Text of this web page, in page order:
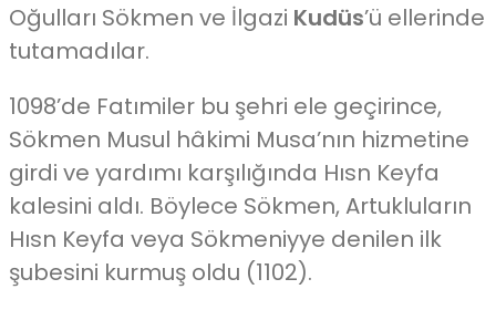
Oğulları Sökmen ve İlgazi Kudüs’ü ellerinde
tutamadılar.
1098’de Fatımiler bu şehri ele geçirince,
Sökmen Musul hâkimi Musa’nın hizmetine
girdi ve yardımı karşılığında Hısn Keyfa
kalesini aldı. Böylece Sökmen, Artukluların
Hısn Keyfa veya Sökmeniyye denilen ilk
şubesini kurmuş oldu (1102).